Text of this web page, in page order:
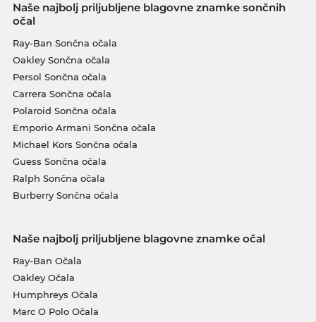
Naše najbolj priljubljene blagovne znamke sončnih
očal
Ray-Ban Sončna očala
Oakley Sončna očala
Persol Sončna očala
Carrera Sončna očala
Polaroid Sončna očala
Emporio Armani Sončna očala
Michael Kors Sončna očala
Guess Sončna očala
Ralph Sončna očala
Burberry Sončna očala
Naše najbolj priljubljene blagovne znamke očal
Ray-Ban Očala
Oakley Očala
Humphreys Očala
Marc O Polo Očala